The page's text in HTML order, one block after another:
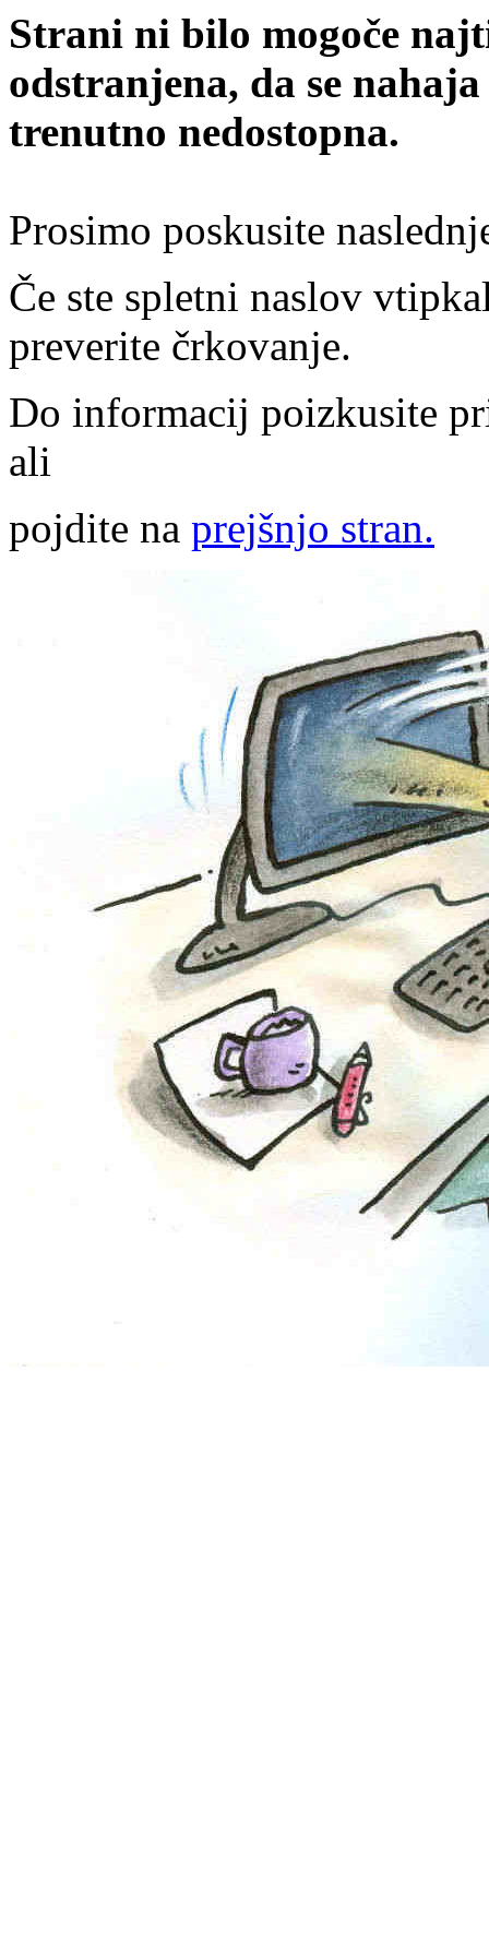
Strani ni bilo mogoče
odstranjena, da se
trenutno nedostopna.
Prosimo poskusite
Če ste spletni naslov
preverite črkovanje.
Do informacij poizkusite
ali
pojdite na prejšnjo stran.